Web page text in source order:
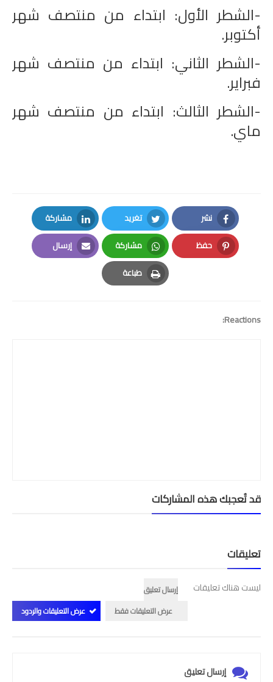
-الشطر الأول: ابتداء من منتصف شهر
أكتوبر.
-الشطر الثاني: ابتداء من منتصف شهر
فبراير.
-الشطر الثالث: ابتداء من منتصف شهر
ماي.
نشر
Facebook
تغريد
Twitter
مشاركة
LinkedIn
حفظ
Pinterest
مشاركة
Whatsapp
إرسال
Email
طباعة
Print
Reactions:
قد تُعجبك هذه المشاركات
تعليقات
ليست هناك تعليقات
إرسال تعليق
عرض التعليقات فقط
عرض التعليقات والردود
إرسال تعليق